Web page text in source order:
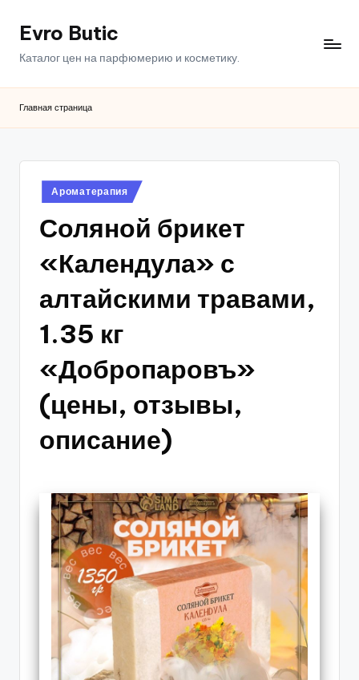
ПерейтиEvro Butic
Каталог цен на парфюмерию и косметику.
Главная страница
Опубликовано
в
Ароматерапия
Соляной брикет
«Календула» с
алтайскими травами,
1.35 кг
«Добропаровъ»
(цены, отзывы,
описание)